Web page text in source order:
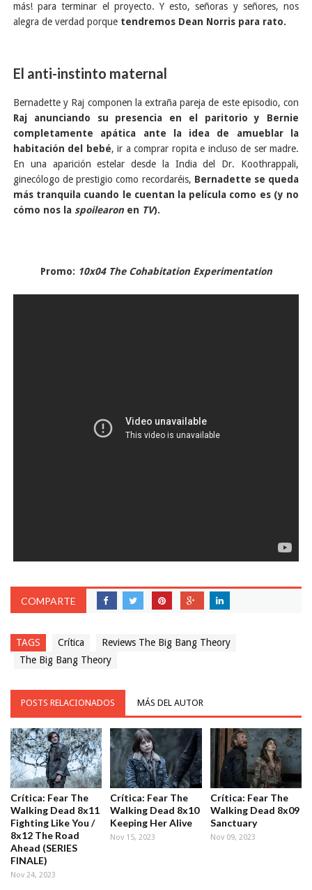
más! para terminar el proyecto. Y esto, señoras y señores, nos
alegra de verdad porque tendremos Dean Norris para rato.
El anti-instinto maternal
Bernadette y Raj componen la extraña pareja de este episodio, con
Raj anunciando su presencia en el paritorio y Bernie
completamente apática ante la idea de amueblar la
habitación del bebé, ir a comprar ropita e incluso de ser madre.
En una aparición estelar desde la India del Dr. Koothrappali,
ginecólogo de prestigio como recordaréis, Bernadette se queda
más tranquila cuando le cuentan la película como es (y no
cómo nos la spoilearon en TV).
Promo: 10x04 The Cohabitation Experimentation
COMPARTE
TAGS Crítica
Reviews The Big Bang Theory
The Big Bang Theory
POSTS RELACIONADOS MÁS DEL AUTOR
Crítica: Fear The
Walking Dead 8x11
Fighting Like You /
8x12 The Road
Ahead (SERIES
FINALE)
Nov 24, 2023
Crítica: Fear The
Walking Dead 8x10
Keeping Her Alive
Nov 15, 2023
Crítica: Fear The
Walking Dead 8x09
Sanctuary
Nov 09, 2023